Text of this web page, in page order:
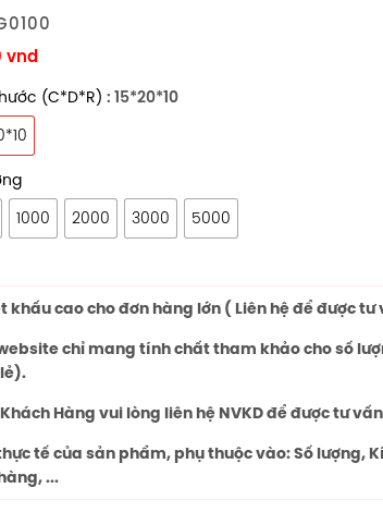
vnd
(C*D*R) : 15*20*10
1000 2000 3000 5000
khấu cao cho đơn hàng lớn ( Liên hệ để được tư
chỉ mang tính chất tham khảo cho số
Hàng vui lòng liên hệ NVKD để được tư
tế của sản phẩm, phụ thuộc vào: Số lượng,
...